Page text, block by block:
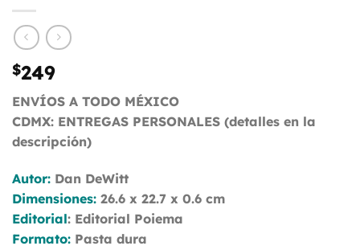
$249
ENVÍOS A TODO MÉXICO
CDMX: ENTREGAS PERSONALES (detalles en la
descripción)
Autor: Dan DeWitt
Dimensiones: 26.6 x 22.7 x 0.6 cm
Editorial: Editorial Poiema
Formato: Pasta dura